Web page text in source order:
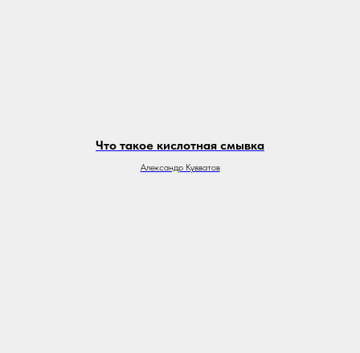
Что такое кислотная смывка
Александр Кувватов